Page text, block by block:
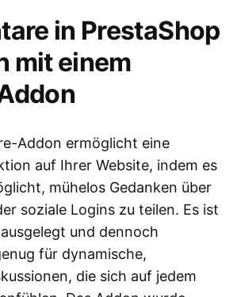
in PrestaShop
mit einem
Addon ermöglicht eine
auf Ihrer Website, indem es
mühelos Gedanken über
soziale Logins zu teilen. Es ist
und dennoch
für dynamische,
die sich auf jedem